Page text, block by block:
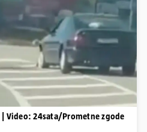
| Video: 24sata/Prometne zgode